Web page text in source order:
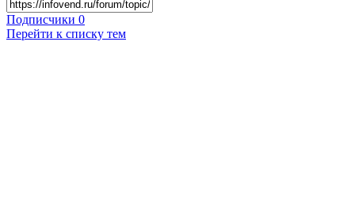
Подписчики 0
Перейти к списку тем